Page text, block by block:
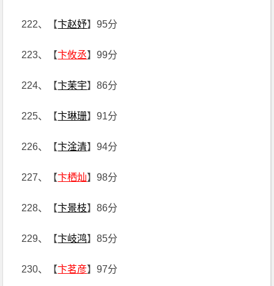
222、【卞赵妤】95分
223、【卞攸丞】99分
224、【卞茉宇】86分
225、【卞琳珊】91分
226、【卞淦清】94分
227、【卞栖灿】98分
228、【卞景枝】86分
229、【卞岐鸿】85分
230、【卞茗彦】97分